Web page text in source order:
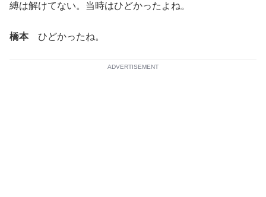
縛は解けてない。当時はひどかったよね。
橋本ひどかったね。
ADVERTISEMENT